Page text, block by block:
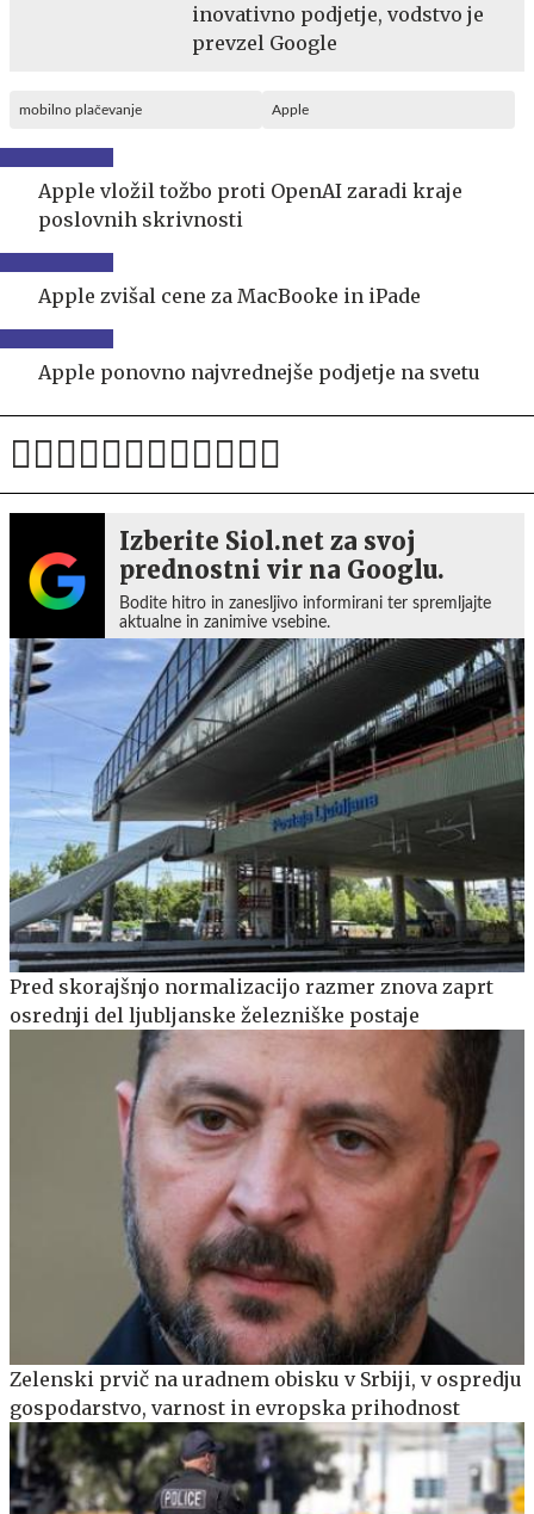
inovativno podjetje, vodstvo je
prevzel Google
mobilno plačevanje Apple
Apple vložil tožbo proti OpenAI zaradi kraje
poslovnih skrivnosti
Apple zvišal cene za MacBooke in iPade
Apple ponovno najvrednejše podjetje na svetu
Izberite Siol.net za svoj
prednostni vir na Googlu.
Bodite hitro in zanesljivo informirani ter spremljajte
aktualne in zanimive vsebine.
Pred skorajšnjo normalizacijo razmer znova zaprt
osrednji del ljubljanske železniške postaje
Zelenski prvič na uradnem obisku v Srbiji, v ospredju
gospodarstvo, varnost in evropska prihodnost